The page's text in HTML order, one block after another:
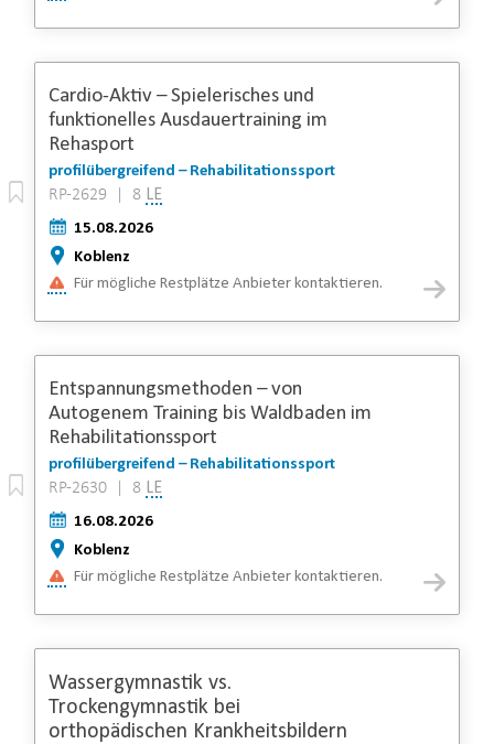
Cardio-Aktiv – Spielerisches und
funktionelles Ausdauertraining im
Rehasport
profilübergreifend – Rehabilitationssport
RP-2629 | 8 LE
15.08.2026
Koblenz
Für mögliche Restplätze Anbieter kontaktieren.
Entspannungsmethoden – von
Autogenem Training bis Waldbaden im
Rehabilitationssport
profilübergreifend – Rehabilitationssport
RP-2630 | 8 LE
16.08.2026
Koblenz
Für mögliche Restplätze Anbieter kontaktieren.
Wassergymnastik vs.
Trockengymnastik bei
orthopädischen Krankheitsbildern